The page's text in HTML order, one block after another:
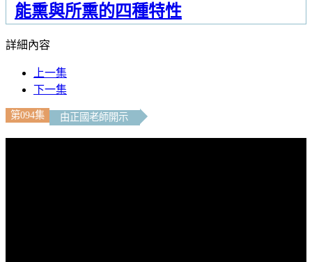
能熏與所熏的四種特性
詳細內容
上一集
下一集
第094集 由正國老師開示